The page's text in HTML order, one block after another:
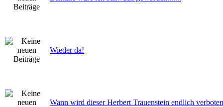
Wieder da!
Wann wird dieser Herbert Trauenstein endlich